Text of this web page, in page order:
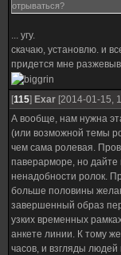
отрываться?
... угу.
скачаю, установлю. и
придется мне
[115] Exar [2014-01-15,
А вообще, нам нужна
(или возможной темы
чем сама ролевая.
паверарморе, но дайте
ненадобности ролок.
больше половины
завершенный образ
узких временных
анкете линии. К тому
часов, и взгляды